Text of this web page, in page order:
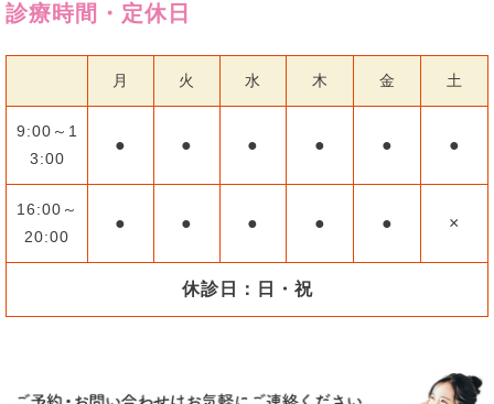
診療時間・定休日
月 火 水 木 金 土
9:00～1
3:00
● ● ● ● ● ●
16:00～
20:00
● ● ● ● ● ×
休診日：日・祝